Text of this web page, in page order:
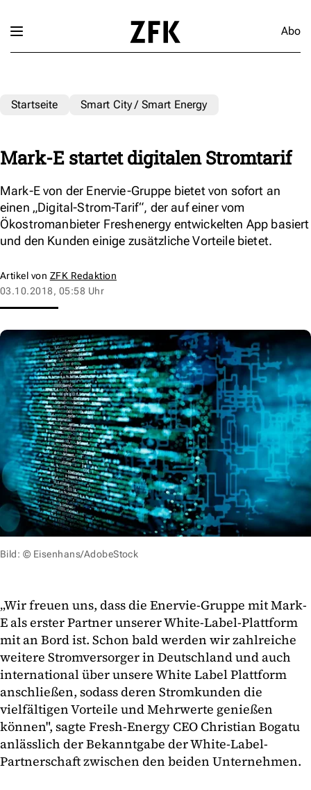
Abo
Startseite Smart City / Smart Energy
Mark-E startet digitalen Stromtarif
Mark-E von der Enervie-Gruppe bietet von sofort an
einen „Digital-Strom-Tarif“, der auf einer vom
Ökostromanbieter Freshenergy entwickelten App basiert
und den Kunden einige zusätzliche Vorteile bietet.
Artikel von ZFK Redaktion
03.10.2018, 05:58 Uhr
Bild: © Eisenhans/AdobeStock
„Wir freuen uns, dass die Enervie-Gruppe mit Mark-
E als erster Partner unserer White-Label-Plattform
mit an Bord ist. Schon bald werden wir zahlreiche
weitere Stromversorger in Deutschland und auch
international über unsere White Label Plattform
anschließen, sodass deren Stromkunden die
vielfältigen Vorteile und Mehrwerte genießen
können", sagte Fresh-Energy CEO Christian Bogatu
anlässlich der Bekanntgabe der White-Label-
Partnerschaft zwischen den beiden Unternehmen.